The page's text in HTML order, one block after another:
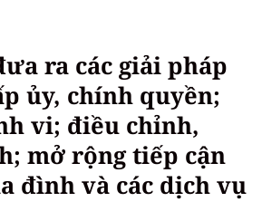
ra các giải pháp
ủy, chính quyền;
vi; điều chỉnh,
mở rộng tiếp cận
đình và các dịch vụ